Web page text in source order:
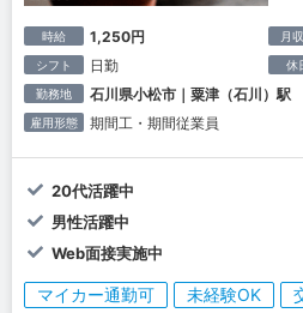
時給 1,250円 月
シフト 日勤 休
勤務地 石川県小松市｜粟津（石川）駅
雇用形態 期間工・期間従業員
20代活躍中
男性活躍中
Web面接実施中
マイカー通勤可 未経験OK